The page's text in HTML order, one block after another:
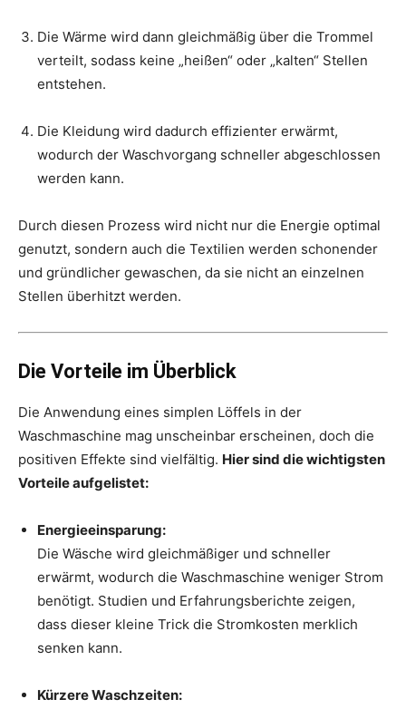
Die Wärme wird dann gleichmäßig über die Trommel
verteilt, sodass keine „heißen“ oder „kalten“ Stellen
entstehen.
Die Kleidung wird dadurch effizienter erwärmt,
wodurch der Waschvorgang schneller abgeschlossen
werden kann.
Durch diesen Prozess wird nicht nur die Energie optimal
genutzt, sondern auch die Textilien werden schonender
und gründlicher gewaschen, da sie nicht an einzelnen
Stellen überhitzt werden.
Die Vorteile im Überblick
Die Anwendung eines simplen Löffels in der
Waschmaschine mag unscheinbar erscheinen, doch die
positiven Effekte sind vielfältig. Hier sind die wichtigsten
Vorteile aufgelistet:
Energieeinsparung:
Die Wäsche wird gleichmäßiger und schneller
erwärmt, wodurch die Waschmaschine weniger Strom
benötigt. Studien und Erfahrungsberichte zeigen,
dass dieser kleine Trick die Stromkosten merklich
senken kann.
Kürzere Waschzeiten: